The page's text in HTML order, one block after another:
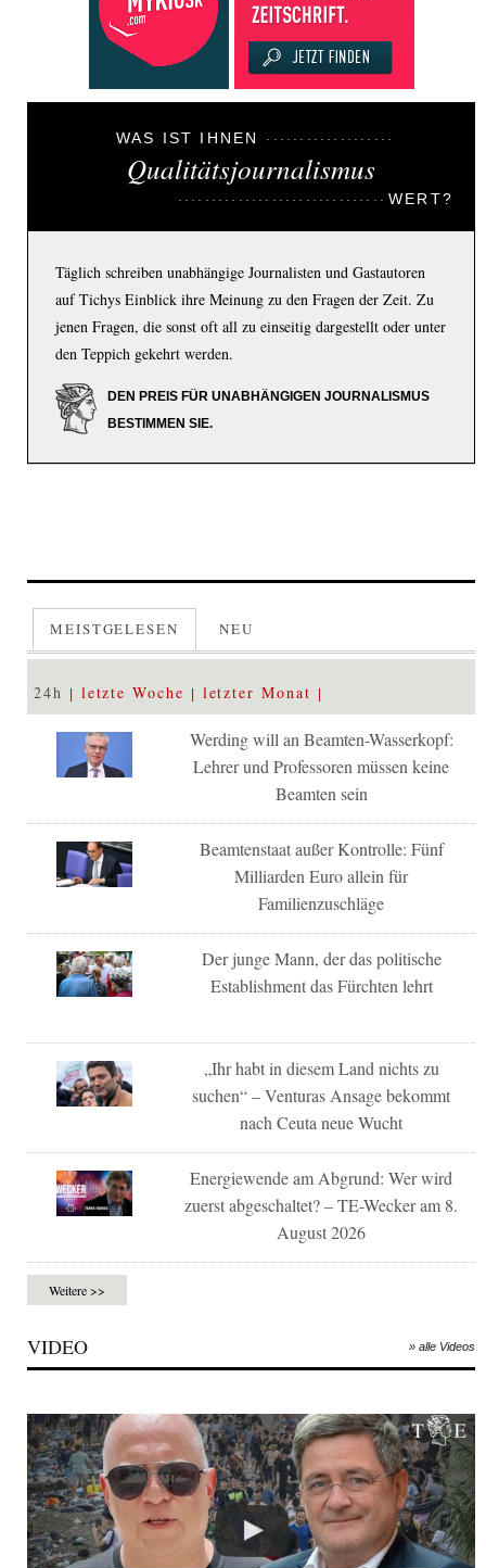
WAS IST IHNEN
Qualitätsjournalismus
WERT?
Täglich schreiben unabhängige Journalisten und Gastautoren
auf Tichys Einblick ihre Meinung zu den Fragen der Zeit. Zu
jenen Fragen, die sonst oft all zu einseitig dargestellt oder unter
den Teppich gekehrt werden.
DEN PREIS FÜR UNABHÄNGIGEN JOURNALISMUS
BESTIMMEN SIE.
MEISTGELESEN NEU
24h letzte Woche letzter Monat
Werding will an Beamten-Wasserkopf:
Lehrer und Professoren müssen keine
Beamten sein
Beamtenstaat außer Kontrolle: Fünf
Milliarden Euro allein für
Familienzuschläge
Der junge Mann, der das politische
Establishment das Fürchten lehrt
„Ihr habt in diesem Land nichts zu
suchen“ – Venturas Ansage bekommt
nach Ceuta neue Wucht
Energiewende am Abgrund: Wer wird
zuerst abgeschaltet? – TE-Wecker am 8.
August 2026
Weitere >>
VIDEO » alle Videos